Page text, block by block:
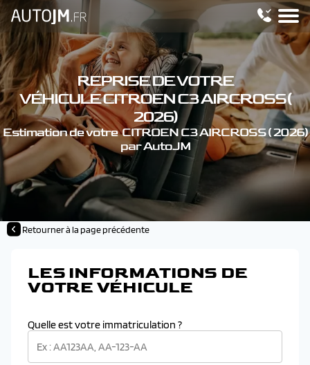
REPRISE DE VOTRE
VÉHICULE CITROEN C3 AIRCROSS (
2026)
Estimation de votre CITROEN C3 AIRCROSS ( 2026)
par AutoJM
Retourner à la page précédente
LES INFORMATIONS DE
VOTRE VÉHICULE
Quelle est votre immatriculation ?